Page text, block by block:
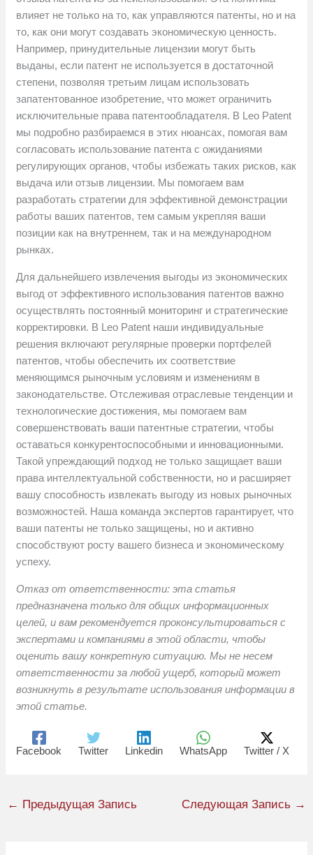
влияет не только на то, как управляются патенты, но и на
то, как они могут создавать экономическую ценность.
Например, принудительные лицензии могут быть
выданы, если патент не используется в достаточной
степени, позволяя третьим лицам использовать
запатентованное изобретение, что может ограничить
исключительные права патентообладателя. В Leo Patent
мы подробно разбираемся в этих нюансах, помогая вам
согласовать использование патента с ожиданиями
регулирующих органов, чтобы избежать таких рисков, как
выдача или отзыв лицензии. Мы помогаем вам
разработать стратегии для эффективной демонстрации
работы ваших патентов, тем самым укрепляя ваши
позиции как на внутреннем, так и на международном
рынках.
Для дальнейшего извлечения выгоды из экономических
выгод от эффективного использования патентов важно
осуществлять постоянный мониторинг и стратегические
корректировки. В Leo Patent наши индивидуальные
решения включают регулярные проверки портфелей
патентов, чтобы обеспечить их соответствие
меняющимся рыночным условиям и изменениям в
законодательстве. Отслеживая отраслевые тенденции и
технологические достижения, мы помогаем вам
совершенствовать ваши патентные стратегии, чтобы
оставаться конкурентоспособными и инновационными.
Такой упреждающий подход не только защищает ваши
права интеллектуальной собственности, но и расширяет
вашу способность извлекать выгоду из новых рыночных
возможностей. Наша команда экспертов гарантирует, что
ваши патенты не только защищены, но и активно
способствуют росту вашего бизнеса и экономическому
успеху.
Отказ от ответственности: эта статья
предназначена только для общих информационных
целей, и вам рекомендуется проконсультироваться с
экспертами и компаниями в этой области, чтобы
оценить вашу конкретную ситуацию. Мы не несем
ответственности за любой ущерб, который может
возникнуть в результате использования информации в
этой статье.
Facebook Twitter Linkedin WhatsApp Twitter / X
← Предыдущая Запись Следующая Запись →